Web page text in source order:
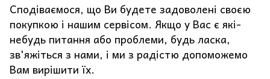
Сподіваємося, що Ви будете задоволені своєю
покупкою і нашим сервісом. Якщо у Вас є які-
небудь питання або проблеми, будь ласка,
зв'яжіться з нами, і ми з радістю допоможемо
Вам вирішити їх.